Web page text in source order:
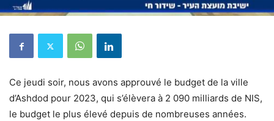
Ce jeudi soir, nous avons approuvé le budget de la ville
d’Ashdod pour 2023, qui s’élèvera à 2 090 milliards de NIS,
le budget le plus élevé depuis de nombreuses années.